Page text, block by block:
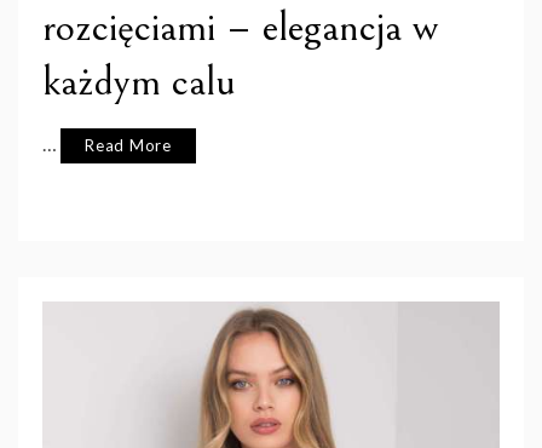
rozcięciami – elegancja w
każdym calu
Read More